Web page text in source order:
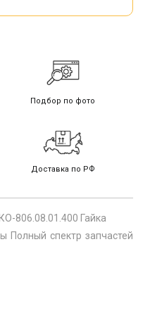
Подбор по фото
Доставка по РФ
806.08.01.400 Гайка
Полный спектр запчастей